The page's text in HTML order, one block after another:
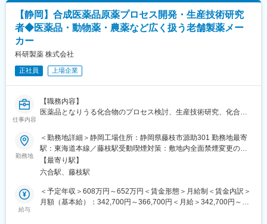
【社風・風土】
同社の前身は大正時代に設立された理化学研究所。その頃から受
け継がれた真摯で探究心旺盛な風土は今でも変わることはありま
戦」を念頭に、社員の意欲的な自己啓発に対しても、積極的にサ
【静岡】合成医薬品原薬プロセス開発・生産技術研究
者◆医薬品・動物薬・農薬など広く扱う老舗製薬メー
カー
科研製薬 株式会社
正社員 上場企業
仕事内容
【職務内容】
医薬品となりうる化合物のプロセス検討、生産技術研究、化合物
社・委託）対応、申請書作成及び市販後製品への対応をいただき
ます。
【職務内容詳細】
■化合物の合成
■合成法の立案、合成法検討（スケールアップ検討）
■技術検討計画書、報告書の作成など
勤務地
＜勤務地詳細＞静岡工場住所：静岡県藤枝市源助301 勤務地最寄
駅：東海道本線／藤枝駅受動喫煙対策：敷地内全面禁煙変更の範
囲：会社の定める事業所
【最寄り駅】
六合駅、藤枝駅
給与
＜予定年収＞608万円～652万円＜賃金形態＞月給制＜賃金内訳＞
月額（基本給）：342,700円～366,700円＜月給＞342,700円～